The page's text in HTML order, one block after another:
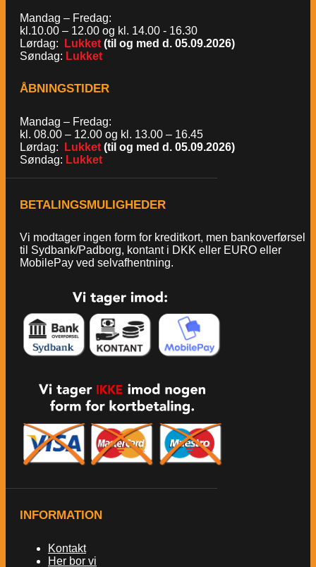
Mandag – Fredag:
kl.10.00 – 12.00 og kl. 14.00 - 16.30
Lørdag:
Lukket (til og med d. 05.09.2026)
Søndag: Lukket
ÅBNINGSTIDER
Mandag – Fredag:
kl. 08.00 – 12.00 og kl. 13.00 – 16.45
Lørdag:
Lukket (til og med d. 05.09.2026)
Søndag: Lukket
BETALINGSMULIGHEDER
Vi modtager ingen form for kreditkort, men bankoverførsel
til Sydbank/Padborg, kontant i DKK eller EURO eller
MobilePay ved selvafhentning.
INFORMATION
Kontakt
Her bor vi